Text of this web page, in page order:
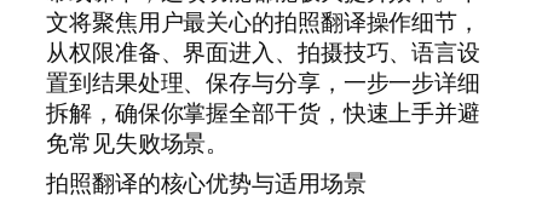
文将聚焦用户最关心的拍照翻译操作细节，
从权限准备、界面进入、拍摄技巧、语言设
置到结果处理、保存与分享，一步一步详细
拆解，确保你掌握全部干货，快速上手并避
免常见失败场景。
拍照翻译的核心优势与适用场景